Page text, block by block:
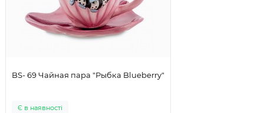
BS- 69 Чайная пара "Рыбка Blueberry"
Є в наявності